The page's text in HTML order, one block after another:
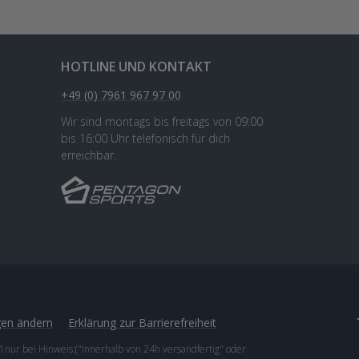
HOTLINE UND KONTAKT
+49 (0) 7961 967 97 00
Wir sind montags bis freitags von 09:00
bis 16:00 Uhr telefonisch für dich
erreichbar.
ändern Erklärung zur Barrierefreiheit
bei Hinweis:("Innerhalb von 24h versandfertig" oder